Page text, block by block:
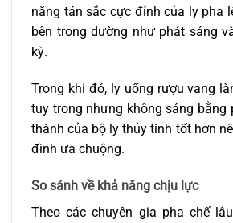
năng tán sắc cực đỉnh của ly pha
bên trong dường như phát sáng
kỳ.
Trong khi đó, ly uống rượu vang
tuy trong nhưng không sáng bằng
thành của bộ ly thủy tinh tốt hơn
đình ưa chuộng.
So sánh về khả năng chịu lực
Theo các chuyên gia pha chế